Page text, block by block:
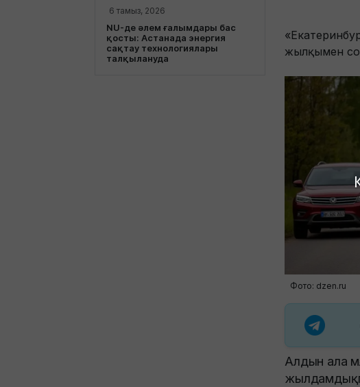
6 тамыз, 2026
NU-де әлем ғалымдары бас
қосты: Астанада энергия
сақтау технологиялары
талқылануда
жылқымен
Фото: dzen.ru
Алдын ала